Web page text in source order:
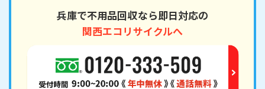
兵庫で不用品回収なら即日対応の
関西エコリサイクルへ